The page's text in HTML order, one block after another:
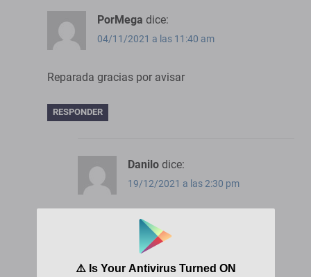
PorMega dice:
04/11/2021 a las 11:40 am
Reparada gracias por avisar
RESPONDER
Danilo dice:
19/12/2021 a las 2:30 pm
Continua con error!